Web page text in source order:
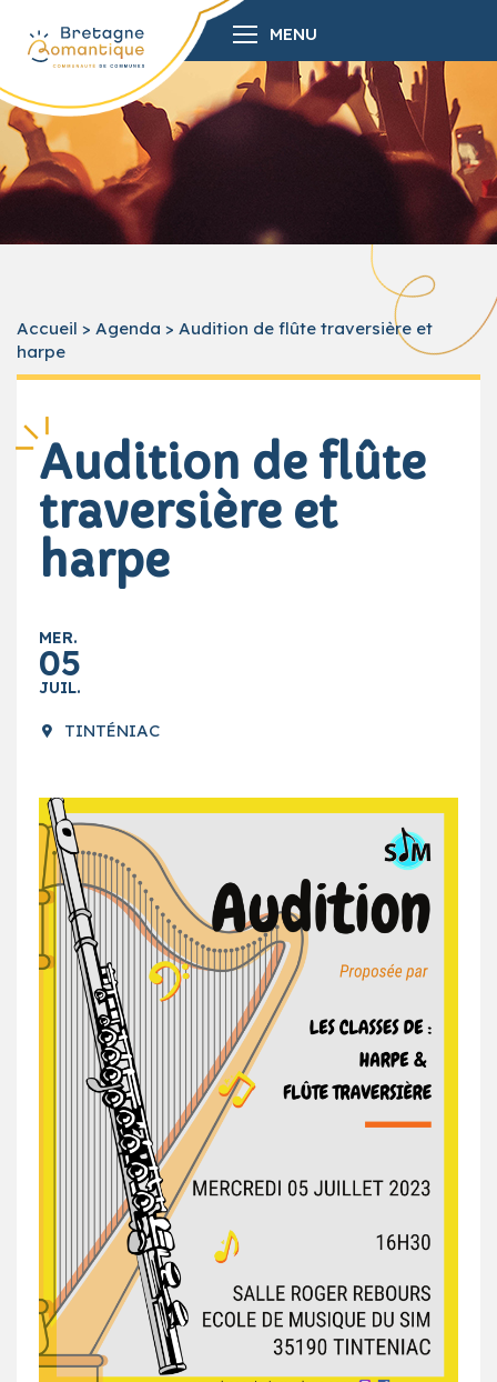
MENU
Accueil > Agenda > Audition de flûte traversière et
harpe
Audition de flûte
traversière et
harpe
MER.
05
JUIL.
TINTÉNIAC